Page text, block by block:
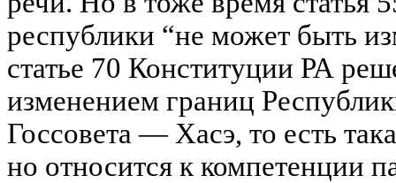
республики “не может быть
статье 70 Конституции РА
изменением границ
Госсовета — Хасэ, то есть
но относится к компетенции